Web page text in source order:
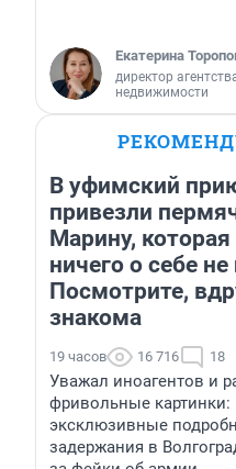
Екатерина
директор
недвижимости
В уфимский
привезли
Марину, которая
ничего о себе
Посмотрите,
знакома
19 часов 16 716 18
Уважал иноагентов и
фривольные картинки:
эксклюзивные
задержания в